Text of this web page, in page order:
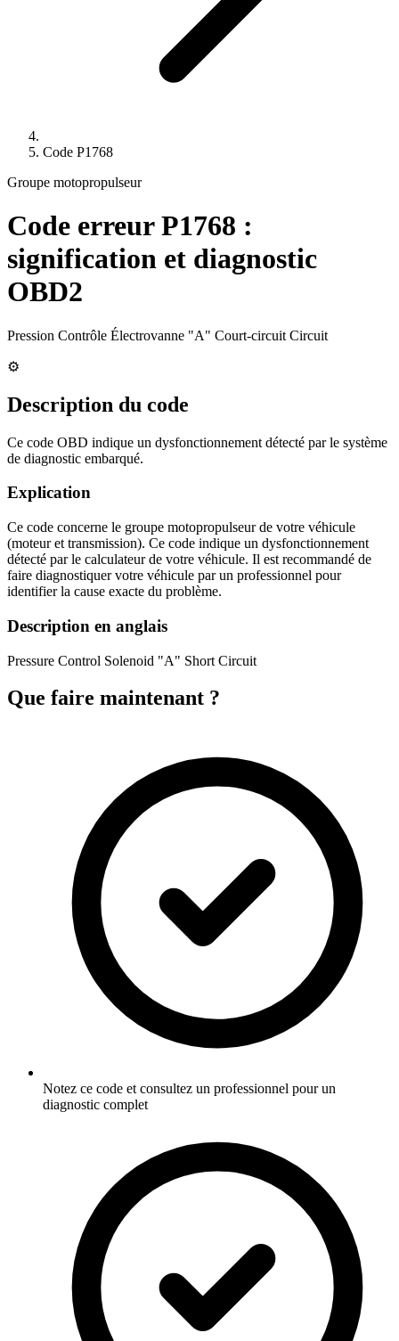
Code P1768
Groupe motopropulseur
Code erreurP1768 :
signification et diagnostic
OBD2
Pression Contrôle Électrovanne "A" Court-circuit Circuit
⚙️
Description du code
Ce code OBD indique un dysfonctionnement détecté par le système
de diagnostic embarqué.
Explication
Ce code concerne le groupe motopropulseur de votre véhicule
(moteur et transmission). Ce code indique un dysfonctionnement
détecté par le calculateur de votre véhicule. Il est recommandé de
faire diagnostiquer votre véhicule par un professionnel pour
identifier la cause exacte du problème.
Description en anglais
Pressure Control Solenoid "A" Short Circuit
Que faire maintenant ?
Notez ce code et consultez un professionnel pour un
diagnostic complet